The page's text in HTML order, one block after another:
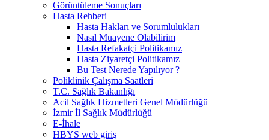
Görüntüleme Sonuçları
Hasta Rehberi
Hasta Hakları ve Sorumlulukları
Nasıl Muayene Olabilirim
Hasta Refakatçi Politikamız
Hasta Ziyaretçi Politikamız
Bu Test Nerede Yapılıyor ?
Poliklinik Çalışma Saatleri
T.C. Sağlık Bakanlığı
Acil Sağlık Hizmetleri Genel Müdürlüğü
İzmir İl Sağlık Müdürlüğü
E-İhale
HBYS web giriş